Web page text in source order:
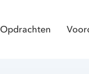
Opdrachten